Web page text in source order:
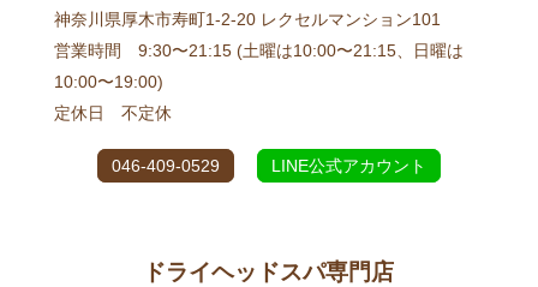
神奈川県厚木市寿町1-2-20 レクセルマンション101
営業時間 9:30〜21:15 (土曜は10:00〜21:15、日曜は
10:00〜19:00)
定休日 不定休
046-409-0529 LINE公式アカウント
ドライヘッドスパ専門店